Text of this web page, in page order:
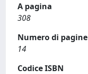
A pagina
308
Numero di pagine
14
Codice ISBN